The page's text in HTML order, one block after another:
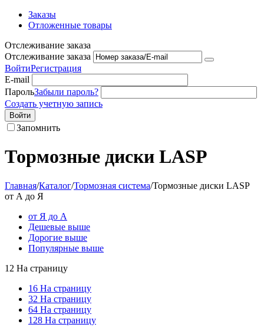
Заказы
Отложенные товары
Отслеживание заказа
Отслеживание заказа
ВойтиРегистрация
E-mail
ПарольЗабыли пароль?
Создать учетную запись
Войти
Запомнить
Тормозные диски LASP
Главная/Каталог/Тормозная система/Тормозные диски LASP
от А до Я
от Я до А
Дешевые выше
Дорогие выше
Популярные выше
12 На страницу
16 На страницу
32 На страницу
64 На страницу
128 На страницу